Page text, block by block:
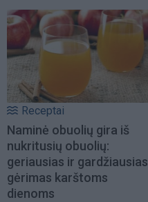
Receptai
Naminė obuolių gira iš
nukritusių obuolių:
geriausias ir gardžiausias
gėrimas karštoms
dienoms